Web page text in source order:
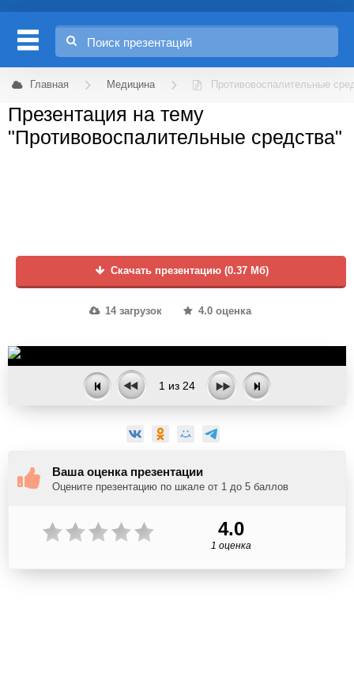
Главная Медицина Противовоспалительные
Презентация на тему
"Противовоспалительные средства"
Скачать презентацию (0.37 Мб)
14 загрузок 4.0 оценка
1 из 24
Ваша оценка презентации
Оцените презентацию по шкале от 1 до 5 баллов
4.0
1 оценка